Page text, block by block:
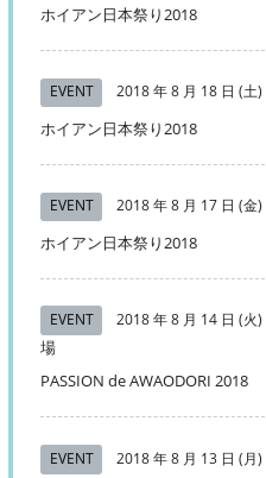
ホイアン日本祭り2018
EVENT 2018 年 8 月 18 日 (土)
ホイアン日本祭り2018
EVENT 2018 年 8 月 17 日 (金)
ホイアン日本祭り2018
EVENT 2018 年 8 月 14 日 (火)
場
PASSION de AWAODORI 2018
EVENT 2018 年 8 月 13 日 (月)